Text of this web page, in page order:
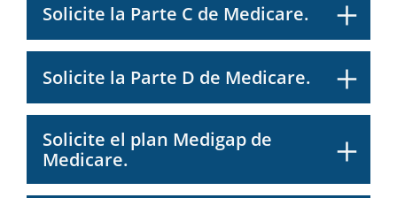
Solicite la Parte C de Medicare.
Solicite la Parte D de Medicare.
Solicite el plan Medigap de
Medicare.